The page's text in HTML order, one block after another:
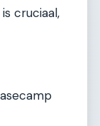
cruciaal,